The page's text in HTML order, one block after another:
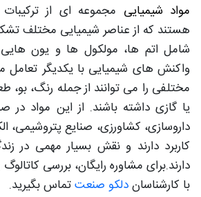
مواد شیمیایی مجموعه ای از
هستند که از عناصر شیمیایی مختلف
شامل اتم ها، مولکول ها و یون
واکنش های شیمیایی با یکدیگر
مختلفی را می توانند از جمله رنگ، بو،
یا گازی داشته باشند. از این مواد در
داروسازی، کشاورزی، صنایع پتروشیمی،
کاربرد دارند و نقش بسیار مهمی در
دارند.برای مشاوره رایگان، بررسی
با کارشناساندلکو صنعتتماس بگیرید.